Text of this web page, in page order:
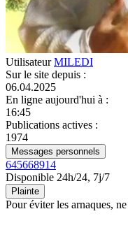
UtilisateurMILEDI
Sur le site depuis :
06.04.2025
En ligne aujourd'hui à :
16:45
Publications actives :
1974
Messages personnels
645668914
Disponible 24h/24, 7j/7
Plainte
Pour éviter les arnaques,